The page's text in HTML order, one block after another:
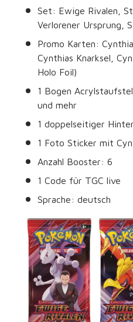
Set: Ewige Rivalen,
Verlorener Ursprung,
Promo Karten:
Cynthias Knarksel,
Holo Foil)
1 Bogen
und mehr
1 doppelseitiger
1 Foto Sticker mit
Anzahl Booster: 6
1 Code für TGC live
Sprache: deutsch